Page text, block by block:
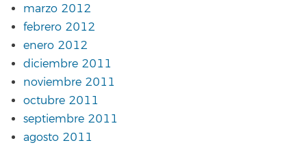
marzo 2012
febrero 2012
enero 2012
diciembre 2011
noviembre 2011
octubre 2011
septiembre 2011
agosto 2011